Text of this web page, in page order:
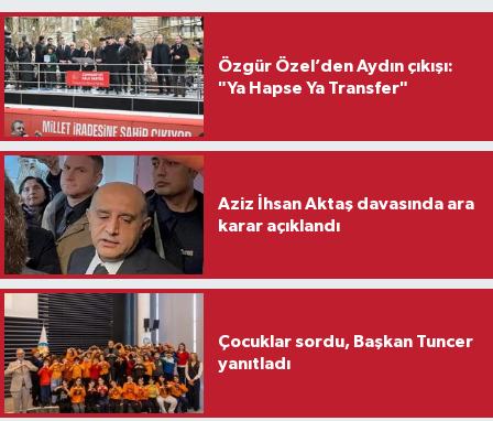
Özgür Özel’den Aydın çıkışı:
"Ya Hapse Ya Transfer"
Aziz İhsan Aktaş davasında ara
karar açıklandı
Çocuklar sordu, Başkan Tuncer
yanıtladı